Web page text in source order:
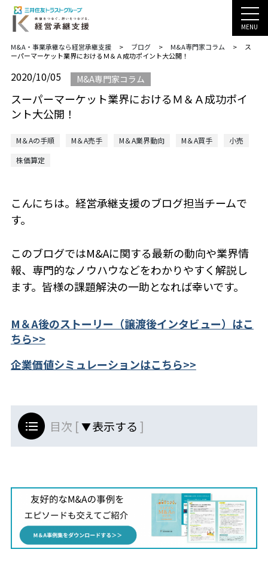
MENU
M&A・事業承継なら経営承継支援 > ブログ > M&A専門家コラム >
ス
ーパーマーケット業界におけるＭ＆Ａ成功ポイント大公開！
2020/10/05 M&A専門家コラム
スーパーマーケット業界におけるＭ＆Ａ成功ポイ
ント大公開！
M＆Aの手順 M＆A売手 M＆A業界動向 M＆A買手
小売
株価算定
こんにちは。経営承継支援のブログ担当チームで
す。
このブログではM&Aに関する最新の動向や業界情
報、専門的なノウハウなどをわかりやすく解説し
ます。皆様の課題解決の一助となれば幸いです。
M＆A後のストーリー（譲渡後インタビュー）はこ
ちら>>
企業価値シミュレーションはこちら>>
目次 [ ]